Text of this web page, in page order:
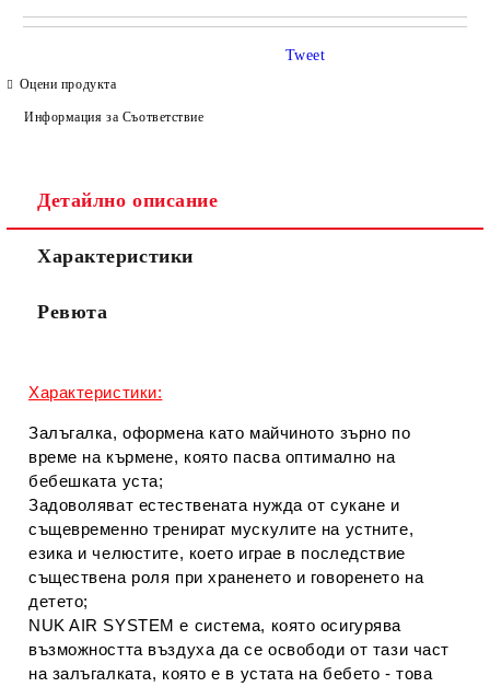
САМО ПОПЪЛНЕТЕ 4 ПОЛЕТА
Съгласен съм сПолитиката за лични данни
Ние ще се свържем с вас в рамките на работния ден.
Оцени продукта
Информация за Съответствие
Tweet
Детайлно описание
Характеристики
Ревюта
Характеристики:
Залъгалка, оформена като майчиното зърно по
време на кърмене, която пасва оптимално на
бебешката уста;
Задоволяват естествената нужда от сукане и
същевременно тренират мускулите на устните,
езика и челюстите, което играе в последствие
съществена роля при храненето и говоренето на
детето;
NUK AIR SYSTEM е система, която осигурява
възможността въздуха да се освободи от тази част
на залъгалката, която е в устата на бебето - това